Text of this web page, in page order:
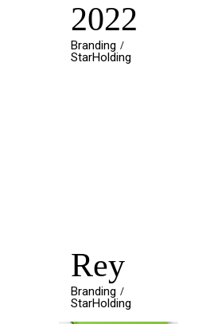
2022
Branding
StarHolding
Rey
Branding
StarHolding